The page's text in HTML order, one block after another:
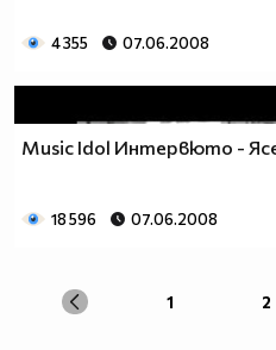
4 355 07.06.2008
Мusic Idol Интервюто -
18 596 07.06.2008
1 2